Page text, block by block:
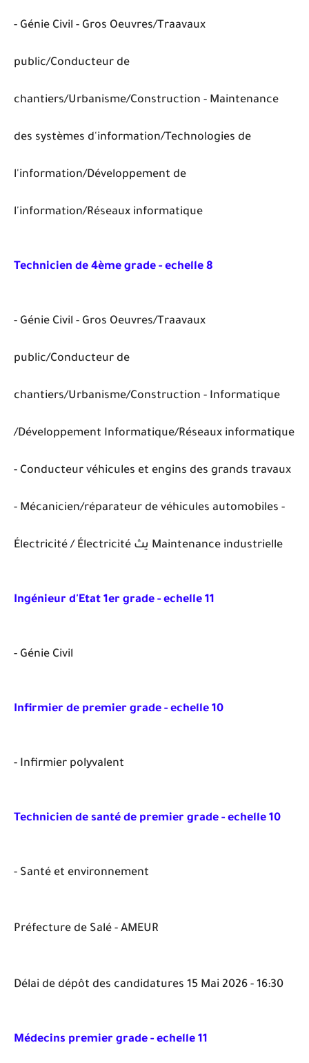
- Génie Civil - Gros Oeuvres/Traavaux
public/Conducteur de
chantiers/Urbanisme/Construction - Maintenance
des systèmes d'information/Technologies de
l'information/Développement de
l'information/Réseaux informatique
Technicien de 4ème grade - echelle 8
- Génie Civil - Gros Oeuvres/Traavaux
public/Conducteur de
chantiers/Urbanisme/Construction - Informatique
/Développement Informatique/Réseaux informatique
- Conducteur véhicules et engins des grands travaux
- Mécanicien/réparateur de véhicules automobiles -
Électricité / Électricité يث Maintenance industrielle
Ingénieur d'Etat 1er grade - echelle 11
- Génie Civil
Infirmier de premier grade - echelle 10
- Infirmier polyvalent
Technicien de santé de premier grade - echelle 10
- Santé et environnement
Préfecture de Salé - AMEUR
Délai de dépôt des candidatures 15 Mai 2026 - 16:30
Médecins premier grade - echelle 11